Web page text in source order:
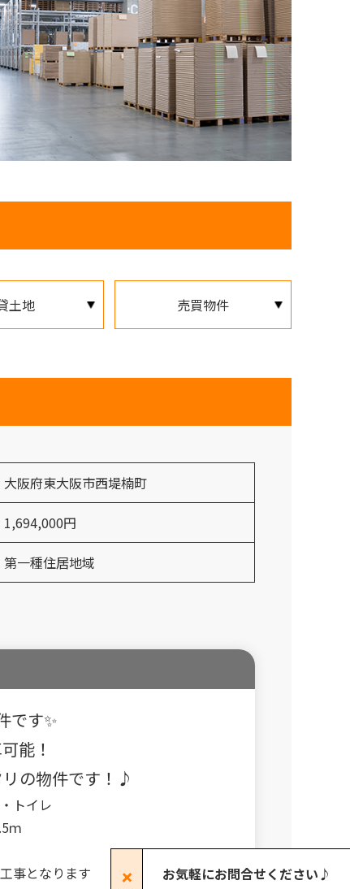
土地 売買物件
大阪府東大阪市西堤楠町
1,694,000円
第一種住居地域
です✨
能！
の物件です！♪
トイレ
ｍ
事となります
お気軽にお問合せください♪